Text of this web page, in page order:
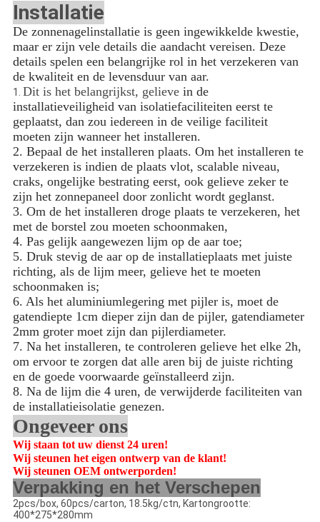
Installatie
De zonnenagelinstallatie is geen ingewikkelde kwestie,
maar er zijn vele details die aandacht vereisen. Deze
details spelen een belangrijke rol in het verzekeren van
de kwaliteit en de levensduur van aar.
1. Dit is het belangrijkst, gelievein de
installatieveiligheid van isolatiefaciliteiten eerst te
geplaatst, dan zou iedereen in de veilige faciliteit
moeten zijn wanneer het installeren.
2. Bepaal de het installeren plaats. Om het installeren te
verzekeren is indien de plaats vlot, scalable niveau,
craks, ongelijke bestrating eerst, ook gelieve zeker te
zijn het zonnepaneel door zonlicht wordt geglanst.
3. Om de het installeren droge plaats te verzekeren, het
met de borstel zou moeten schoonmaken,
4. Pas gelijk aangewezen lijm op de aar toe;
5. Druk stevig de aar op de installatieplaats met juiste
richting, als de lijm meer, gelieve het te moeten
schoonmaken is;
6. Als het aluminiumlegering met pijler is, moet de
gatendiepte 1cm dieper zijn dan de pijler, gatendiameter
2mm groter moet zijn dan pijlerdiameter.
7. Na het installeren, te controleren gelieve het elke 2h,
om ervoor te zorgen dat alle aren bij de juiste richting
en de goede voorwaarde geïnstalleerd zijn.
8. Na de lijm die 4 uren, de verwijderde faciliteiten van
de installatieisolatie genezen.
Ongeveer ons
Wij staan tot uw dienst 24 uren!
Wij steunen het eigen ontwerp van de klant!
Wij steunen OEM ontwerporden!
Verpakking en het Verschepen
2pcs/box, 60pcs/carton, 18.5kg/ctn, Kartongrootte:
400*275*280mm